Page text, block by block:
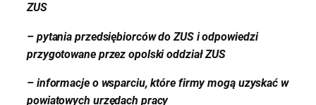
ZUS
– pytania przedsiębiorców do ZUS i odpowiedzi
przygotowane przez opolski oddział ZUS
– informacje o wsparciu, które firmy mogą uzyskać w
powiatowych urzędach pracy